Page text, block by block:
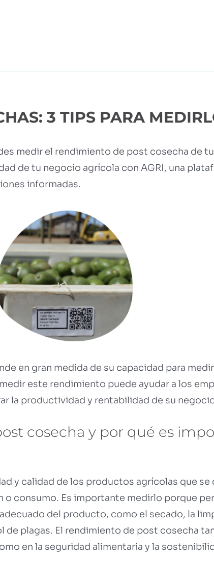
3 TIPS PARA
medir el rendimiento de post cosecha de
de tu negocio agrícola con AGRI, una
informadas.
en gran medida de su capacidad para
este rendimiento puede ayudar a los
la productividad y rentabilidad de su
cosecha y por qué es
y calidad de los productos agrícolas que se
consumo. Es importante medirlo porque
del producto, como el secado, la
plagas. El rendimiento de post cosecha
en la seguridad alimentaria y la